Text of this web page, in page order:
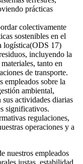
prácticas
colectivamente
sostenibles en el
logística(ODS 17)
incluyendo la
tanto en
de transporte.
empleados sobre la
ambiental,
sus actividades diarias
significativos.
regulaciones,
operaciones y a
nuestros empleados
justas, estabilidad,